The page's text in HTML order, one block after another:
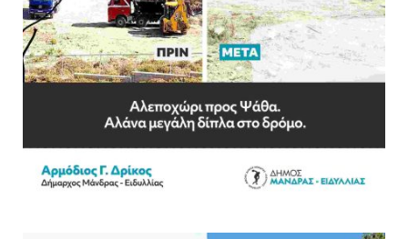
Άνω Λιόσια: Έριξαν τα ναρκωτικά
σε σκουπιδοφάγο για να μη τα βρει
η αστυνομία – Λογάριασαν χωρίς
τον ειδικό σκύλο
Βούλα: Κραυγή αγωνίας από
κατοίκους για την οδό Άρεως –
«Τρέχουν με 90 χλμ. μέσα στη
07.07.2026 | 09:48